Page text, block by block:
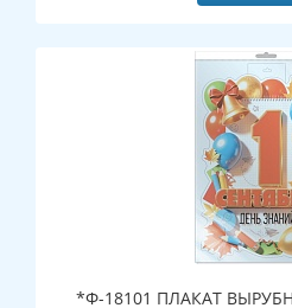
*Ф-18101 ПЛАКАТ